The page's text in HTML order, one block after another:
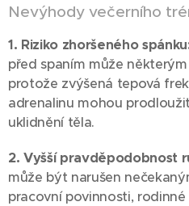
Nevýhody večerního
1. Riziko zhoršeného
před spaním může
protože zvýšená tepová
adrenalinu mohou
uklidnění těla.
2. Vyšší pravděpodobnost
může být narušen
pracovní povinnosti,